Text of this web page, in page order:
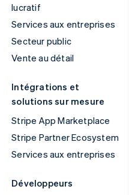
lucratif
Services aux entreprises
Secteur public
Vente au détail
Intégrations et
solutions sur mesure
Stripe App Marketplace
Stripe Partner Ecosystem
Services aux entreprises
Développeurs